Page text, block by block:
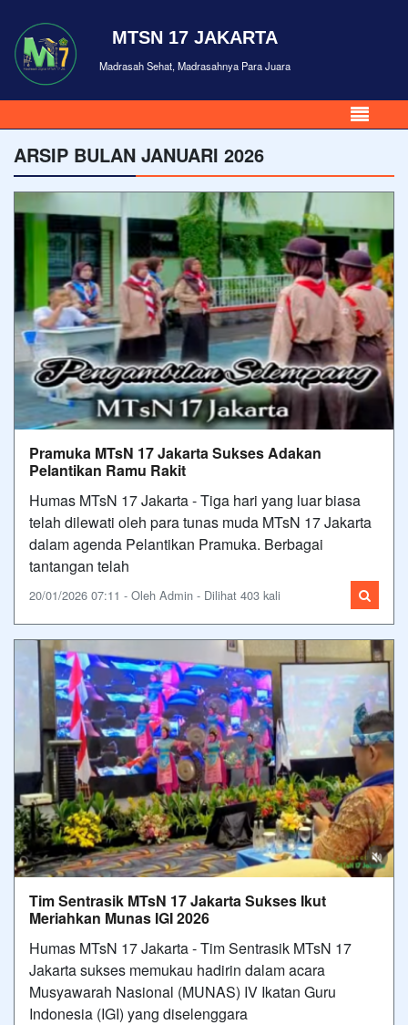
MTSN 17 JAKARTA
Madrasah Sehat, Madrasahnya Para Juara
ARSIP BULAN JANUARI 2026
Pramuka MTsN 17 Jakarta Sukses Adakan
Pelantikan Ramu Rakit
Humas MTsN 17 Jakarta - Tiga hari yang luar biasa
telah dilewati oleh para tunas muda MTsN 17 Jakarta
dalam agenda Pelantikan Pramuka. Berbagai
tantangan telah
20/01/2026 07:11 - Oleh Admin - Dilihat 403 kali
Tim Sentrasik MTsN 17 Jakarta Sukses Ikut
Meriahkan Munas IGI 2026
Humas MTsN 17 Jakarta - Tim Sentrasik MTsN 17
Jakarta sukses memukau hadirin dalam acara
Musyawarah Nasional (MUNAS) IV Ikatan Guru
Indonesia (IGI) yang diselenggara